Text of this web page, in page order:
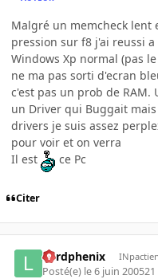
Malgré un memcheck lent
pression sur f8 j'ai reussi
Windows Xp normal (pas
ne ma pas sorti d'ecran
c'est pas un prob de
un Driver qui Buggait
drivers je suis assez
pour voir et on verra
Il est
ce Pc
Citer
Lordphenix INpactien
Posté(e) le 6 juin 200521